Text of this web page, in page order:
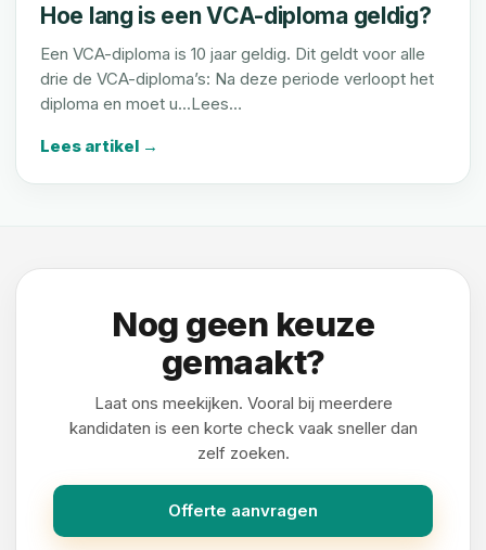
Hoe lang is een VCA-diploma geldig?
Een VCA-diploma is 10 jaar geldig. Dit geldt voor alle
drie de VCA-diploma’s: Na deze periode verloopt het
diploma en moet u...Lees…
Lees artikel →
Nog geen keuze
gemaakt?
Laat ons meekijken. Vooral bij meerdere
kandidaten is een korte check vaak sneller dan
zelf zoeken.
Offerte aanvragen